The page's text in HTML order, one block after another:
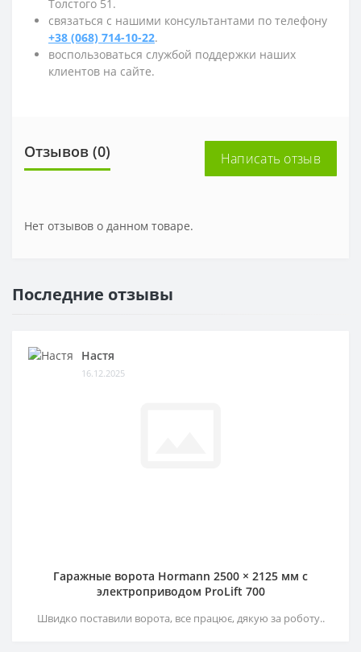
Толстого 51.
связаться с нашими консультантами по телефону
+38 (068) 714-10-22.
воспользоваться службой поддержки наших
клиентов на сайте.
Отзывов (0) Написать отзыв
Нет отзывов о данном товаре.
Последние отзывы
Настя
16.12.2025
Гаражные ворота Hormann 2500 × 2125 мм c
электроприводом ProLift 700
Швидко поставили ворота, все працює, дякую за роботу..